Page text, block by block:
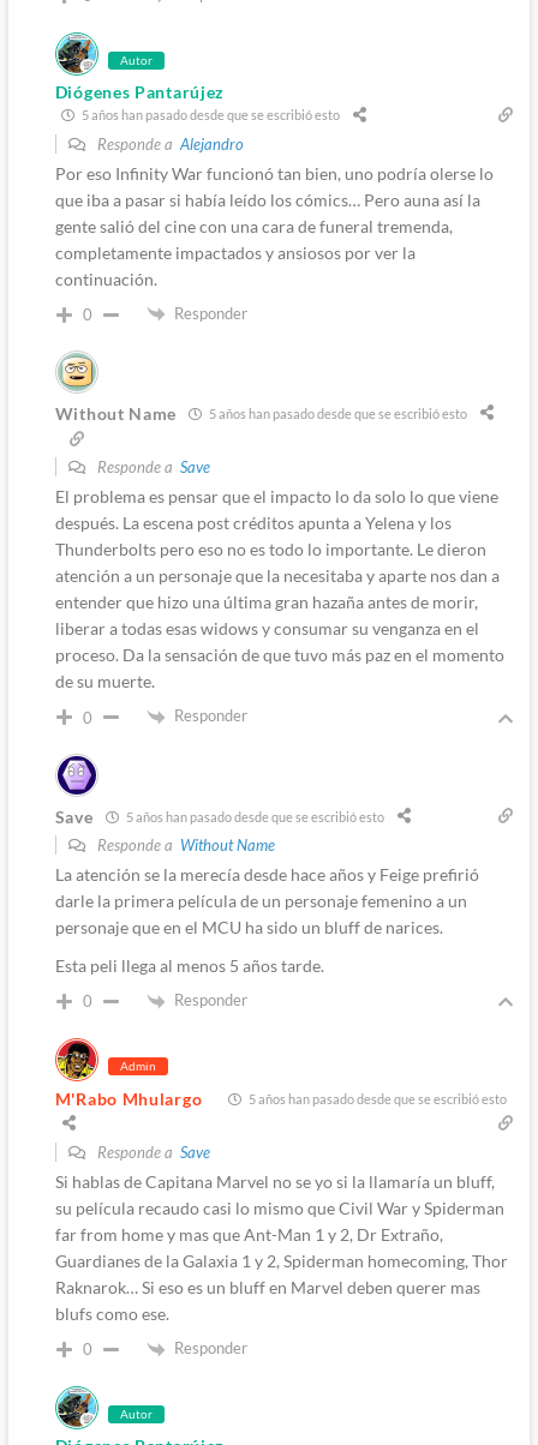
Autor
Diógenes Pantarújez
5 años han pasado desde que se escribió esto
Responde a Alejandro
Por eso Infinity War funcionó tan bien, uno podría olerse lo
que iba a pasar si había leído los cómics… Pero auna así la
gente salió del cine con una cara de funeral tremenda,
completamente impactados y ansiosos por ver la
continuación.
0 Responder
Without Name 5 años han pasado desde que se escribió esto
Responde a Save
El problema es pensar que el impacto lo da solo lo que viene
después. La escena post créditos apunta a Yelena y los
Thunderbolts pero eso no es todo lo importante. Le dieron
atención a un personaje que la necesitaba y aparte nos dan a
entender que hizo una última gran hazaña antes de morir,
liberar a todas esas widows y consumar su venganza en el
proceso. Da la sensación de que tuvo más paz en el momento
de su muerte.
0 Responder
Save 5 años han pasado desde que se escribió esto
Responde a Without Name
La atención se la merecía desde hace años y Feige prefirió
darle la primera película de un personaje femenino a un
personaje que en el MCU ha sido un bluff de narices.
Esta peli llega al menos 5 años tarde.
0 Responder
Admin
M'Rabo Mhulargo 5 años han pasado desde que se escribió esto
Responde a Save
Si hablas de Capitana Marvel no se yo si la llamaría un bluff,
su película recaudo casi lo mismo que Civil War y Spiderman
far from home y mas que Ant-Man 1 y 2, Dr Extraño,
Guardianes de la Galaxia 1 y 2, Spiderman homecoming, Thor
Raknarok… Si eso es un bluff en Marvel deben querer mas
blufs como ese.
0 Responder
Autor